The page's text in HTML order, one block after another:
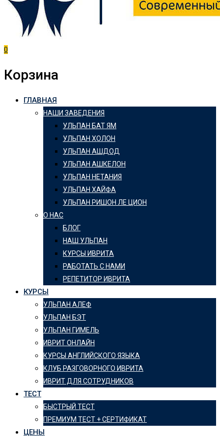
0
Корзина
ГЛАВНАЯ
НАШИ ЗАВЕДЕНИЯ
УЛЬПАН БАТ ЯМ
УЛЬПАН ХОЛОН
УЛЬПАН АШДОД
УЛЬПАН АШКЕЛОН
УЛЬПАН НЕТАНИЯ
УЛЬПАН ХАЙФА
УЛЬПАН РИШОН ЛЕ ЦИОН
О НАС
БЛОГ
НАШ УЛЬПАН
КУРСЫ ИВРИТА
РАБОТАТЬ С НАМИ
РЕПЕТИТОР ИВРИТА
КУРСЫ
УЛЬПАН АЛЕФ
УЛЬПАН БЭТ
УЛЬПАН ГИМЕЛЬ
ИВРИТ ОНЛАЙН
КУРСЫ АНГЛИЙСКОГО ЯЗЫКА
КЛУБ РАЗГОВОРНОГО ИВРИТА
ИВРИТ ДЛЯ СОТРУДНИКОВ
ТЕСТ
БЫСТРЫЙ ТЕСТ
ПРЕМИУМ ТЕСТ + СЕРТИФИКАТ
ЦЕНЫ